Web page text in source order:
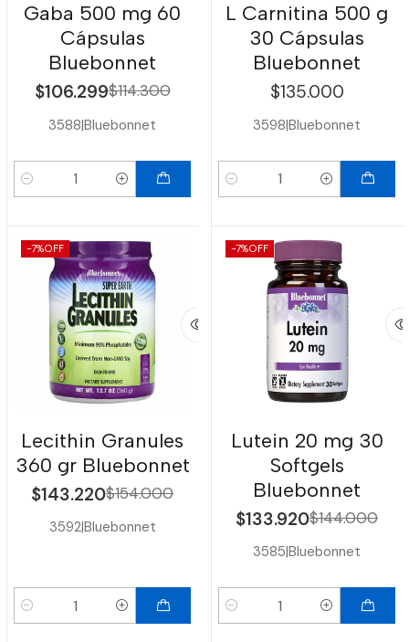
Gaba 500 mg 60
Cápsulas
Bluebonnet
$106.299$114.300
3588|Bluebonnet
Cantidad
L Carnitina 500 g
30 Cápsulas
Bluebonnet
$135.000
3598|Bluebonnet
Cantidad
-7%OFF
Lecithin Granules
360 gr Bluebonnet
$143.220$154.000
3592|Bluebonnet
Cantidad
-7%OFF
Lutein 20 mg 30
Softgels
Bluebonnet
$133.920$144.000
3585|Bluebonnet
Cantidad